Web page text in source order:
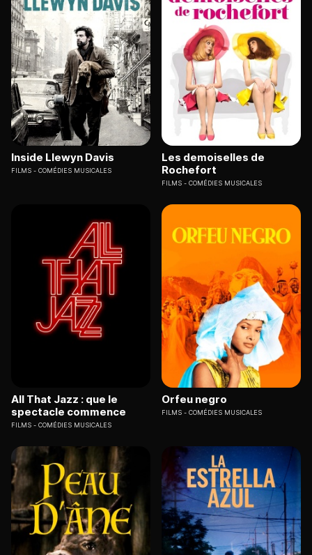
Inside Llewyn Davis
FILMS COMÉDIES MUSICALES
Les demoiselles de
Rochefort
FILMS COMÉDIES MUSICALES
All That Jazz : que le
spectacle commence
FILMS COMÉDIES MUSICALES
Orfeu negro
FILMS COMÉDIES MUSICALES